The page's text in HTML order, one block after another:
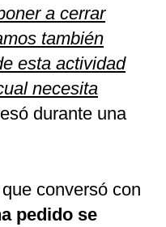
a cerrar
también
esta actividad
necesita
durante una
conversó con
pedido se